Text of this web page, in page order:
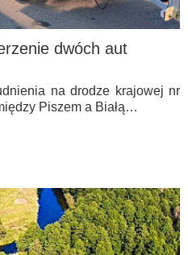
dwóch aut
na drodze krajowej nr
Piszem a Białą…